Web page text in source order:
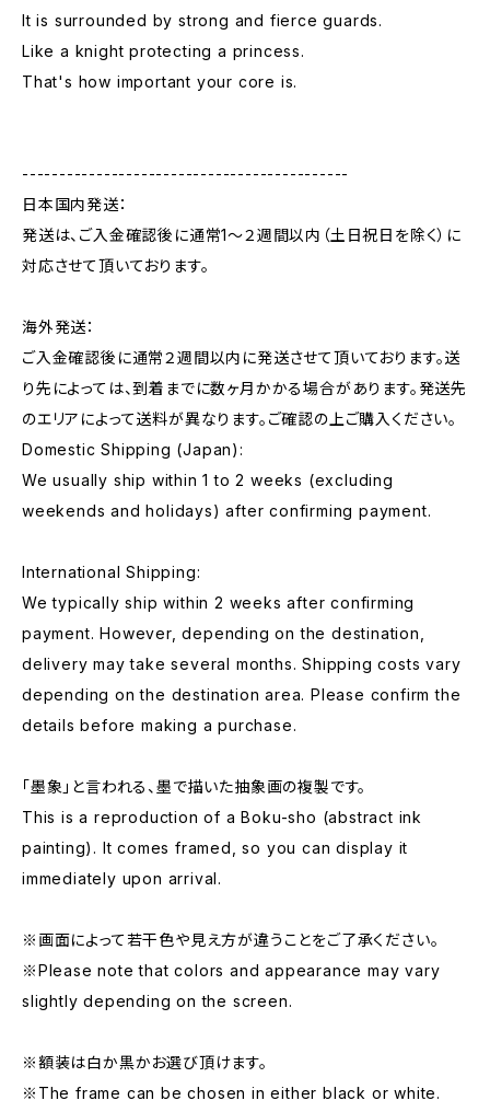
It is surrounded by strong and fierce guards.
Like a knight protecting a princess.
That's how important your core is.
--------------------------------------------
日本国内発送：
発送は、ご入金確認後に通常1〜２週間以内（土日祝日を除く）に
対応させて頂いております。
海外発送：
ご入金確認後に通常２週間以内に発送させて頂いております。送
り先によっては、到着までに数ヶ月かかる場合があります。発送先
のエリアによって送料が異なります。ご確認の上ご購入ください。
Domestic Shipping (Japan):
We usually ship within 1 to 2 weeks (excluding
weekends and holidays) after confirming payment.
International Shipping:
We typically ship within 2 weeks after confirming
payment. However, depending on the destination,
delivery may take several months. Shipping costs vary
depending on the destination area. Please confirm the
details before making a purchase.
「墨象」と言われる、墨で描いた抽象画の複製です。
This is a reproduction of a Boku-sho (abstract ink
painting). It comes framed, so you can display it
immediately upon arrival.
※画面によって若干色や見え方が違うことをご了承ください。
※Please note that colors and appearance may vary
slightly depending on the screen.
※額装は白か黒かお選び頂けます。
※The frame can be chosen in either black or white.